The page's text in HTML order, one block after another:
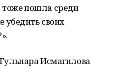
пошла среди
убедить своих
Исмагилова